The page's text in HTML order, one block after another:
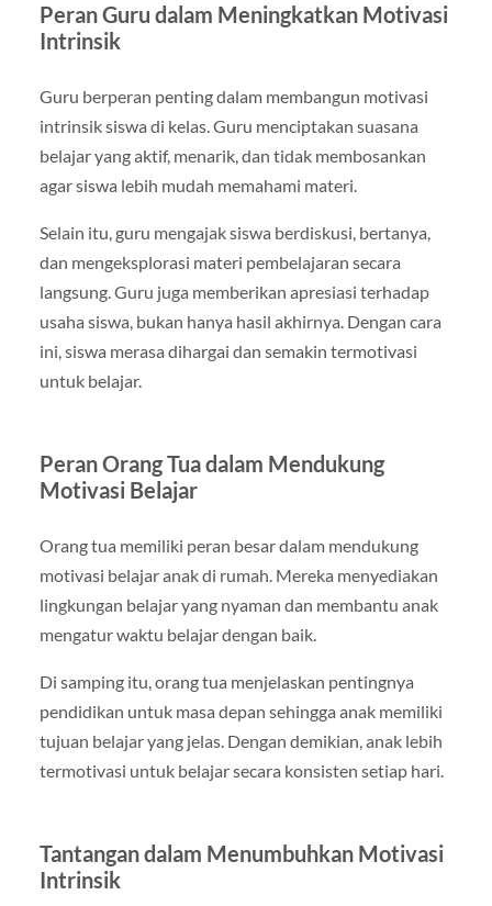
Peran Guru dalam Meningkatkan Motivasi
Intrinsik
Guru berperan penting dalam membangun motivasi
intrinsik siswa di kelas. Guru menciptakan suasana
belajar yang aktif, menarik, dan tidak membosankan
agar siswa lebih mudah memahami materi.
Selain itu, guru mengajak siswa berdiskusi, bertanya,
dan mengeksplorasi materi pembelajaran secara
langsung. Guru juga memberikan apresiasi terhadap
usaha siswa, bukan hanya hasil akhirnya. Dengan cara
ini, siswa merasa dihargai dan semakin termotivasi
untuk belajar.
Peran Orang Tua dalam Mendukung
Motivasi Belajar
Orang tua memiliki peran besar dalam mendukung
motivasi belajar anak di rumah. Mereka menyediakan
lingkungan belajar yang nyaman dan membantu anak
mengatur waktu belajar dengan baik.
Di samping itu, orang tua menjelaskan pentingnya
pendidikan untuk masa depan sehingga anak memiliki
tujuan belajar yang jelas. Dengan demikian, anak lebih
termotivasi untuk belajar secara konsisten setiap hari.
Tantangan dalam Menumbuhkan Motivasi
Intrinsik